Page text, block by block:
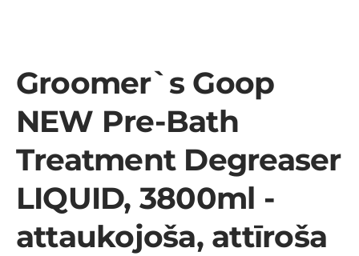
Groomer`s Goop
NEW Pre-Bath
Treatment Degreaser
LIQUID, 3800ml -
attaukojoša, attīroša